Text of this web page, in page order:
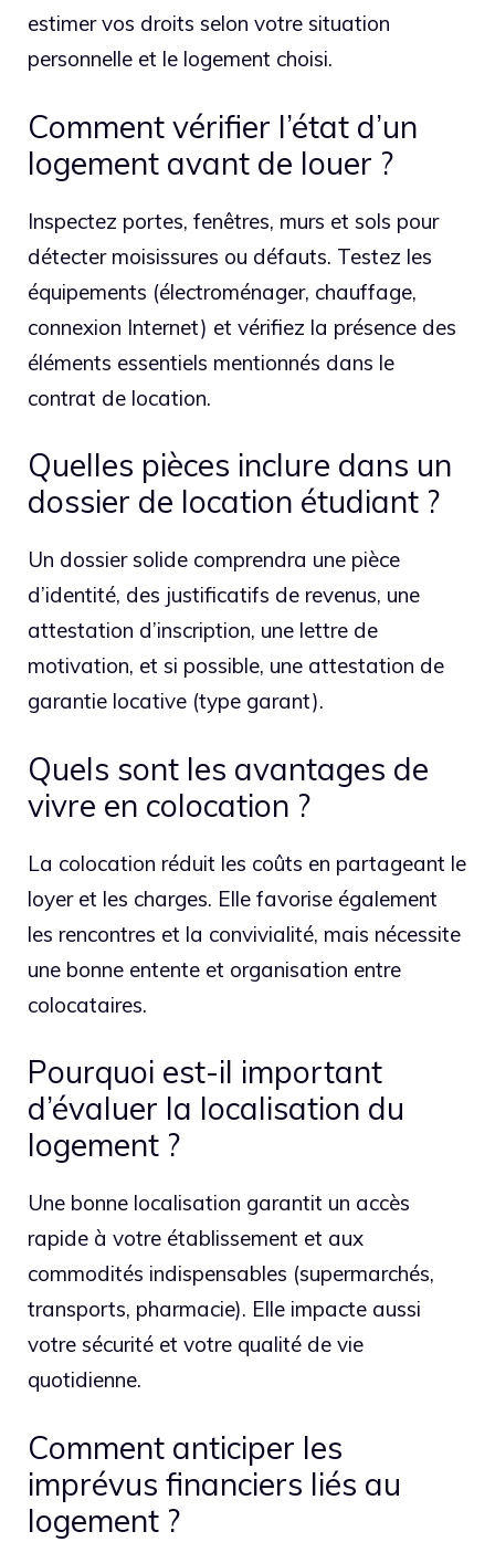
estimer vos droits selon votre situation
personnelle et le logement choisi.
Comment vérifier l’état d’un
logement avant de louer ?
Inspectez portes, fenêtres, murs et sols pour
détecter moisissures ou défauts. Testez les
équipements (électroménager, chauffage,
connexion Internet) et vérifiez la présence des
éléments essentiels mentionnés dans le
contrat de location.
Quelles pièces inclure dans un
dossier de location étudiant ?
Un dossier solide comprendra une pièce
d’identité, des justificatifs de revenus, une
attestation d’inscription, une lettre de
motivation, et si possible, une attestation de
garantie locative (type garant).
Quels sont les avantages de
vivre en colocation ?
La colocation réduit les coûts en partageant le
loyer et les charges. Elle favorise également
les rencontres et la convivialité, mais nécessite
une bonne entente et organisation entre
colocataires.
Pourquoi est-il important
d’évaluer la localisation du
logement ?
Une bonne localisation garantit un accès
rapide à votre établissement et aux
commodités indispensables (supermarchés,
transports, pharmacie). Elle impacte aussi
votre sécurité et votre qualité de vie
quotidienne.
Comment anticiper les
imprévus financiers liés au
logement ?